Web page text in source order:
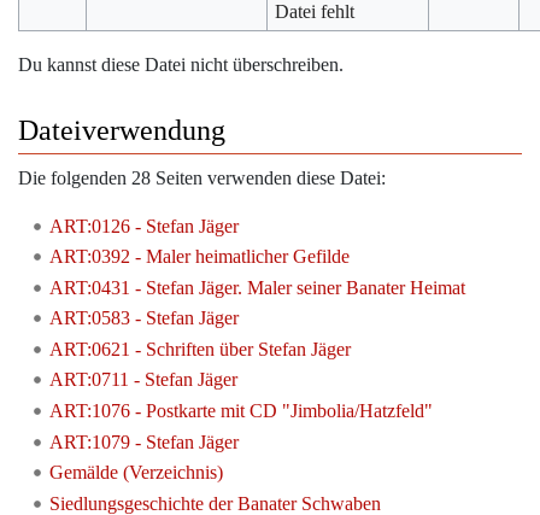
Datei fehlt
Du kannst diese Datei nicht überschreiben.
Dateiverwendung
Die folgenden 28 Seiten verwenden diese Datei:
ART:0126 - Stefan Jäger
ART:0392 - Maler heimatlicher Gefilde
ART:0431 - Stefan Jäger. Maler seiner Banater Heimat
ART:0583 - Stefan Jäger
ART:0621 - Schriften über Stefan Jäger
ART:0711 - Stefan Jäger
ART:1076 - Postkarte mit CD "Jimbolia/Hatzfeld"
ART:1079 - Stefan Jäger
Gemälde (Verzeichnis)
Siedlungsgeschichte der Banater Schwaben